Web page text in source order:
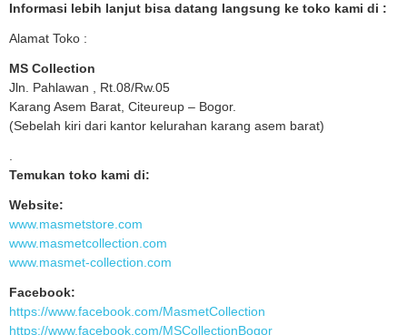
Informasi lebih lanjut bisa datang langsung ke toko kami di :
Alamat Toko :
MS Collection
Jln. Pahlawan , Rt.08/Rw.05
Karang Asem Barat, Citeureup – Bogor.
(Sebelah kiri dari kantor kelurahan karang asem barat)
Temukan toko kami di:
Website:
www.masmetstore.com
www.masmetcollection.com
www.masmet-collection.com
Facebook:
https://www.facebook.com/MasmetCollection
https://www.facebook.com/MSCollectionBogor